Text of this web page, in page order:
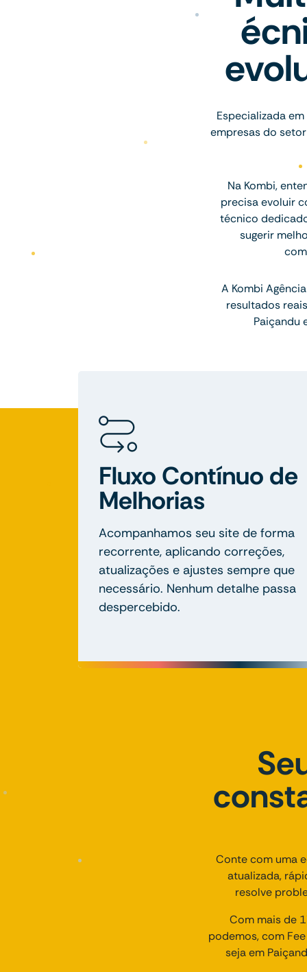
Especializada
empresas do
Na Kombi,
precisa evoluir
técnico
sugerir
A Kombi
resultados
Paiçandu
Fluxo Contínuo de
Melhorias
Acompanhamos seu site de forma
recorrente, aplicando correções,
atualizações e ajustes sempre que
necessário. Nenhum detalhe passa
despercebido.
Conte com uma
atualizada,
resolve
Com mais de
podemos, com
seja em